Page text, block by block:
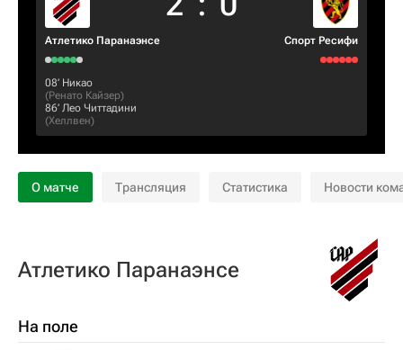
Атлетико Паранаэнсе Спорт Ресифи
08‎’‎ Никао
(Ренато Кайзер)
86‎’‎ Лео Читтадини
(Хеллвен)
О матче Трансляция Статистика Новости
Атлетико Паранаэнсе
На поле